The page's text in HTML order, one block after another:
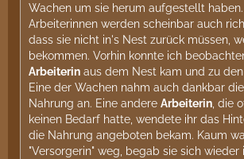
Wachen um sie herum aufgestellt
Arbeiterinnen werden scheinbar auch
dass sie nicht in's Nest zurück müssen,
bekommen. Vorhin konnte ich
Arbeiterin aus dem Nest kam und zu
Eine der Wachen nahm auch dankbar
Nahrung an. Eine andere Arbeiterin , die
keinen Bedarf hatte, wendete ihr das
die Nahrung angeboten bekam. Kaum
"Versorgerin" weg, begab sie sich wieder